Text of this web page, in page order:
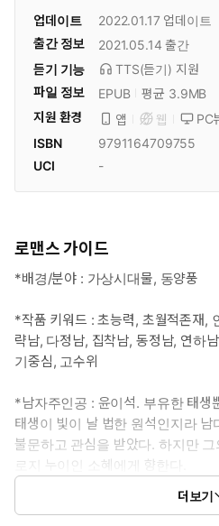
업데이트 2022.01.17업데이트
출간 정보
2021.05.14 출간
듣기 기능
TTS(듣기) 지원
파일 정보
EPUB
평균 3.9MB
지원 환경
앱 웹 PC
ISBN
9791164709755
UCI
-
로맨스 가이드
*배경/분야 : 가상시대물, 동양풍
*작품 키워드 : 초능력, 초월적존재,
략남, 다정남, 집착남, 동정남, 연하
기중심, 고수위
*남자주인공 : 윤이석. 부유한 태생
태생이 빛이 날 법한 원석인지라
불문하고 관심을 받았다. 하지만
로지 누이인 소혜에게 향한다.
*여자주인공 : 윤소혜. 아비의 관심
더보기